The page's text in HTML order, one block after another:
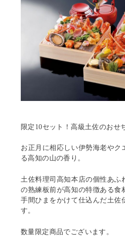
限定10セット！高級土佐のおせ
お正月に相応しい伊勢海老やク
る高知の山の香り。
土佐料理司高知本店の個性あふ
の熟練板前が高知の特徴ある食
手間ひまをかけて仕込んだ土佐
す。
数量限定商品でございます。